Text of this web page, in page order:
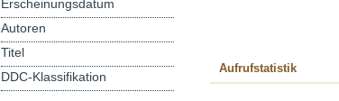
Aufrufstatistik
Erscheinungsdatum
Autoren
Titel
DDC-Klassifikation